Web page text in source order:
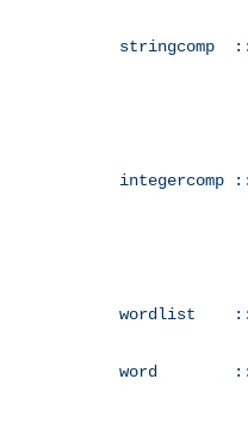
stringcomp
integercomp
wordlist
word